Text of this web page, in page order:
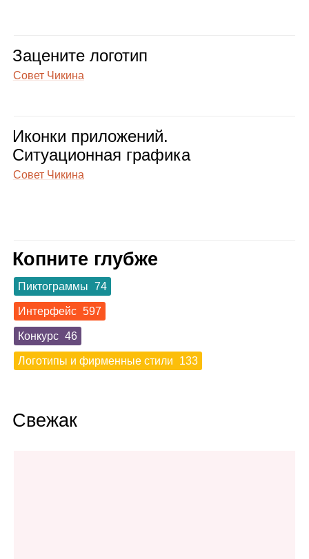
Заце­ните лого­тип
Совет Чикина
Иконки при­ло­же­ний.
Ситу­а­ци­он­ная гра­фика
Совет Чикина
Копните глубже
Пиктограммы 74
Интерфейс 597
Конкурс 46
Логотипы и фирменные стили 133
Свежак